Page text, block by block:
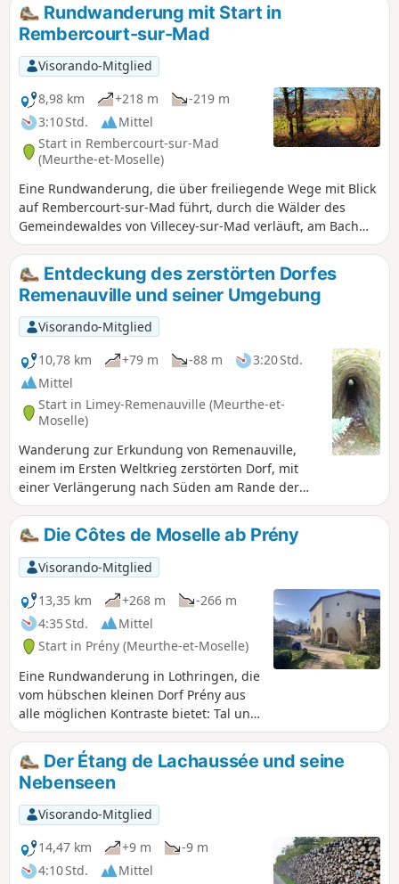
Rundwanderung mit Start in
Rembercourt-sur-Mad
Visorando-Mitglied
8,98 km
+218 m
-219 m
3:10 Std.
Mittel
Start in Rembercourt-sur-Mad
(Meurthe-et-Moselle)
Eine Rundwanderung, die über freiliegende Wege mit Blick
auf Rembercourt-sur-Mad führt, durch die Wälder des
Gemeindewaldes von Villecey-sur-Mad verläuft, am Bach
Grand Fontaine entlangführt mit Blick auf die ehemaligen
Teiche, einen Teil des Weges Metz-Madine nutzt und an
ehemaligen unterirdischen Bunkeranlagen vorbeiführt.
Entdeckung des zerstörten Dorfes
Remenauville und seiner Umgebung
Visorando-Mitglied
10,78 km
+79 m -88 m
3:20 Std.
Mittel
Start in Limey-Remenauville (Meurthe-et-
Moselle)
Wanderung zur Erkundung von Remenauville,
einem im Ersten Weltkrieg zerstörten Dorf, mit
einer Verlängerung nach Süden am Rande der
„Petite Suisse lorraine“ entlang und quer durch
die Felder.
Die Côtes de Moselle ab Prény
Visorando-Mitglied
13,35 km
+268 m
-266 m
4:35 Std.
Mittel
Start in Prény (Meurthe-et-Moselle)
Eine Rundwanderung in Lothringen, die
vom hübschen kleinen Dorf Prény aus
alle möglichen Kontraste bietet: Tal und
Hochebene, Wald und Weinberge, Stadt
und Dorf, mittelalterliche Burg und TGV-
Strecke.Der Étang de Lachaussée und seine
Nebenseen
Visorando-Mitglied
14,47 km
+9 m
-9 m
4:10 Std.
Mittel